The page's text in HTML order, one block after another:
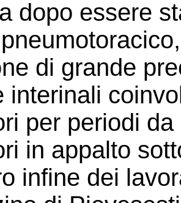
dopo essere
di grande
interinali
per periodi
in appalto
infine dei